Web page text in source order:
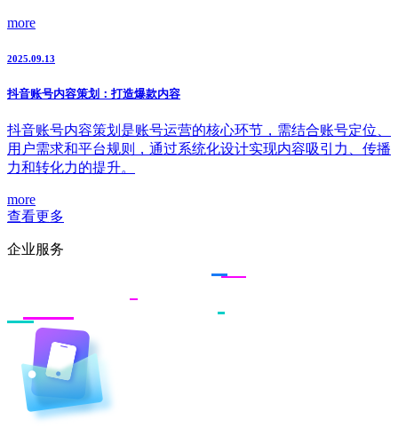
more
2025.09.13
抖音账号内容策划：打造爆款内容
抖音账号内容策划是账号运营的核心环节，需结合账号定位、
用户需求和平台规则，通过系统化设计实现内容吸引力、传播
力和转化力的提升。
more
查看更多
企业服务